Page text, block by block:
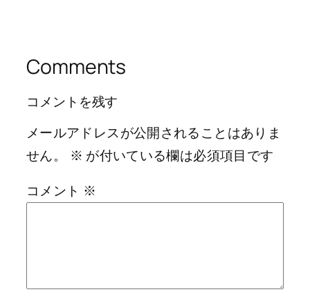
Comments
コメントを残す
メールアドレスが公開されることはありま
せん。
※ が付いている欄は必須項目です
コメント ※